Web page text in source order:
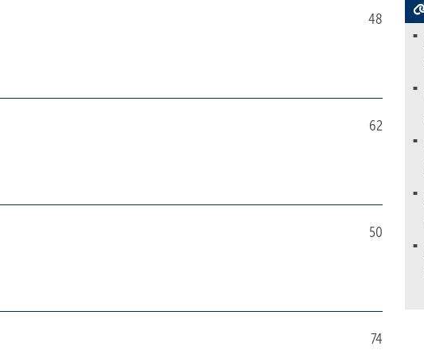
48
62
50
74